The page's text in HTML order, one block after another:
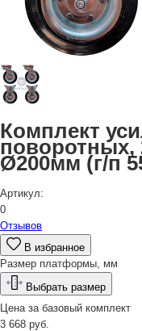
Комплект
поворотных,
Ø200мм (г/п
Артикул:
0
Отзывов
В избранное
Размер платформы, мм
Выбрать размер
Цена за базовый комплект
3 668 руб.